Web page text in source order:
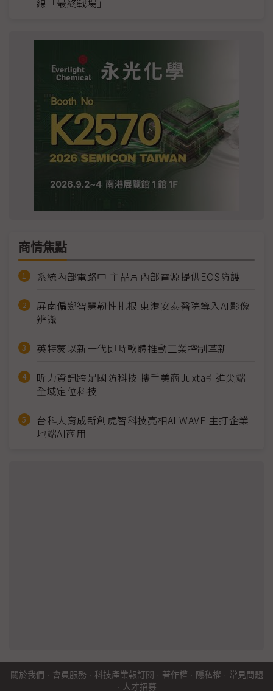
線「最終戰場」
商情焦點
系統內部電路中 主晶片內部電源提供EOS防護
屏南偏鄉智慧韌性扎根 東港安泰醫院導入AI影像
辨識
英特蒙以新一代即時軟體推動工業控制革新
昕力資訊跨足國防科技 攜手美商Juxta引進尖端
全域定位科技
台科大育成新創虎智科技亮相AI WAVE 主打企業
地端AI商用
關於我們 · 會員服務 · 科技產業報訂閱 · 著作權 · 隱私權 · 常見問題
· 人才招募